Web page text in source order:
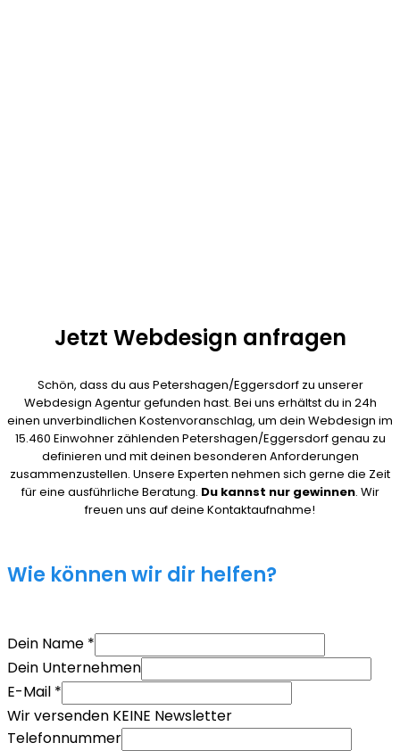
Jetzt Webdesign anfragen
Schön, dass du aus Petershagen/Eggersdorf zu unserer
Webdesign Agentur gefunden hast. Bei uns erhältst du in 24h
einen unverbindlichen Kostenvoranschlag, um dein Webdesign im
15.460 Einwohner zählenden Petershagen/Eggersdorf genau zu
definieren und mit deinen besonderen Anforderungen
zusammenzustellen. Unsere Experten nehmen sich gerne die Zeit
für eine ausführliche Beratung. Du kannst nur gewinnen. Wir
freuen uns auf deine Kontaktaufnahme!
Wie können wir dir helfen?
Dein Name *
Dein Unternehmen
E-Mail *
Wir versenden KEINE Newsletter
Telefonnummer